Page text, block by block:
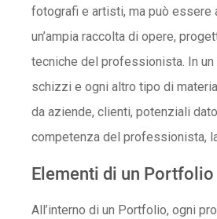
fotografi e artisti, ma può
un’ampia raccolta di opere,
tecniche del professionista. In
schizzi e ogni altro tipo di
da aziende, clienti, potenziali
competenza del professionista,
Elementi di un Portfolio
All’interno di un Portfolio, ogni